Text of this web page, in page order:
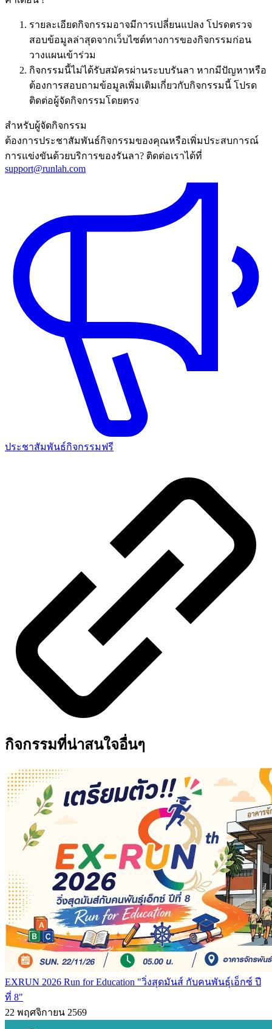
รายละเอียดกิจกรรมอาจมีการเปลี่ยนแปลง โปรดตรวจ
สอบข้อมูลล่าสุดจากเว็บไซต์ทางการของกิจกรรมก่อน
วางแผนเข้าร่วม
กิจกรรมนี้ไม่ได้รับสมัครผ่านระบบรันลา หากมีปัญหาหรือ
ต้องการสอบถามข้อมูลเพิ่มเติมเกี่ยวกับกิจกรรมนี้ โปรด
ติดต่อผู้จัดกิจกรรมโดยตรง
สำหรับผู้จัดกิจกรรม
ต้องการประชาสัมพันธ์กิจกรรมของคุณหรือเพิ่มประสบการณ์
การแข่งขันด้วยบริการของรันลา? ติดต่อเราได้ที่
support@runlah.com
ประชาสัมพันธ์กิจกรรมฟรี
กิจกรรมที่น่าสนใจอื่นๆ
EXRUN 2026 Run for Education "วิ่งสุดมันส์ กับคนพันธุ์เอ็กซ์ ปี
ที่ 8"
22 พฤศจิกายน 2569